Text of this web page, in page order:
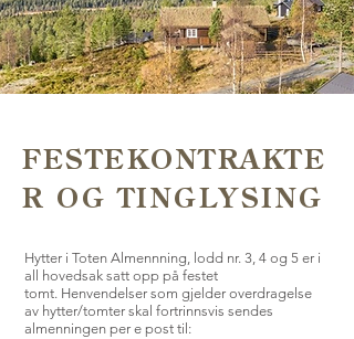
FESTEKONTRAKTE
R OG TINGLYSING
Hytter i Toten Almennning, lodd nr. 3, 4 og 5 er i
all hovedsak satt opp på festet
tomt. Henvendelser som gjelder overdragelse
av hytter/tomter skal fortrinnsvis sendes
almenningen per e post til: